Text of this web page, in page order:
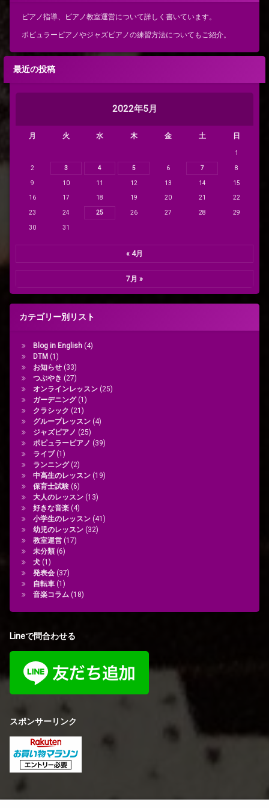
ピアノ指導、ピアノ教室運営について詳しく書いています。
ポピュラーピアノやジャズピアノの練習方法についてもご紹介。
最近の投稿
2022年5月
月 火 水 木 金 土 日
1
2 3 4 5 6 7 8
9 10 11 12 13 14 15
16 17 18 19 20 21 22
23 24 25 26 27 28 29
30 31
« 4月
7月 »
カテゴリー別リスト
Blog in English(4)
DTM(1)
お知らせ(33)
つぶやき (27)
オンラインレッスン(25)
ガーデニング(1)
クラシック (21)
グループレッスン(4)
ジャズピアノ (25)
ポピュラーピアノ (39)
ライブ(1)
ランニング(2)
中高生のレッスン(19)
保育士試験(6)
大人のレッスン(13)
好きな音楽(4)
小学生のレッスン(41)
幼児のレッスン(32)
教室運営(17)
未分類(6)
犬(1)
発表会(37)
自転車(1)
音楽コラム (18)
Lineで問合わせる
スポンサーリンク